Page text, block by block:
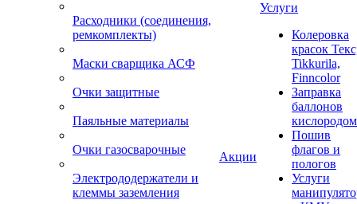
Расходники (соединения,
ремкомплекты)
Маски сварщика АСФ
Очки защитные
Паяльные материалы
Очки газосварочные
Электрододержатели и
клеммы заземления
Акции
Услуги
Колеровка
красок
Tikkurila,
Finncolor
Заправка
баллонов
кислородом
Пошив
флагов и
пологов
Услуги